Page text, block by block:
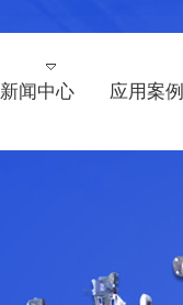
新闻中心 应用案例